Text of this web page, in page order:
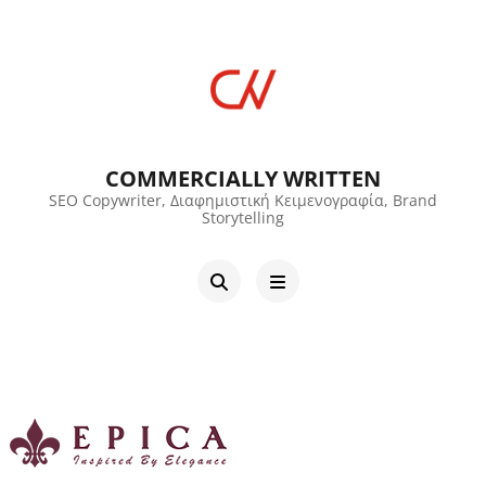
COMMERCIALLY WRITTEN
SEO Copywriter, Διαφημιστική Κειμενογραφία, Brand
Storytelling